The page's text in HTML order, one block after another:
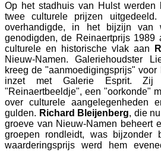
Op het stadhuis van Hulst werden
twee culturele prijzen uitgedeeld.
overhandigde, in het bijzijn van
genodigden, de Reinaertprijs 1989
culturele en historische vlak aan
Nieuw-Namen. Galeriehoudster
kreeg de "aanmoedigingsprijs"
inzet met Galerie Esprit. Zij
"Reinaertbeeldje", een "oorkonde"
over culturele aangelegenheden
gulden. Richard Bleijenberg, die
groeve van Nieuw-Namen beheert
groepen rondleidt, was
waarderingsprijs werd hem